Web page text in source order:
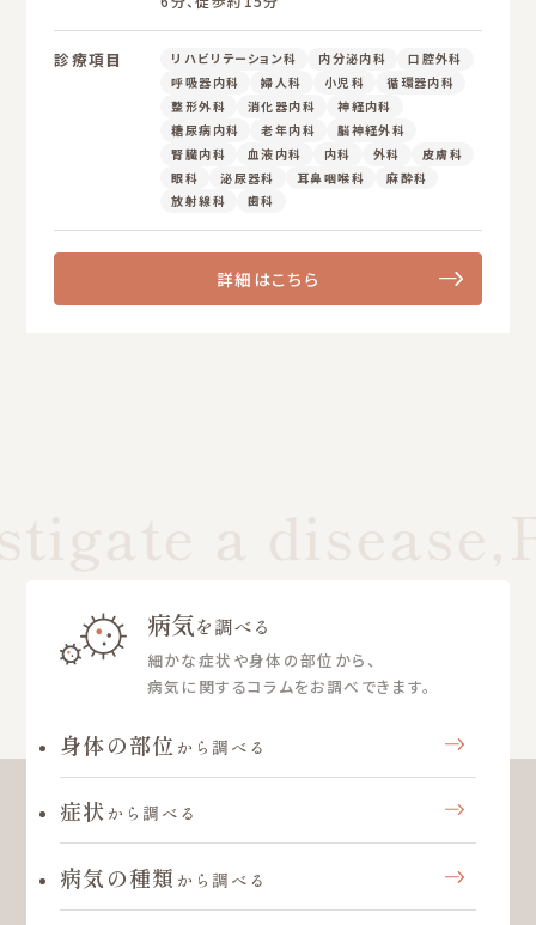
診療項目 リハビリテーション科 内分泌内科
口腔外科
呼吸器内科
婦人科 小児科
循環器内科
整形外科
消化器内科
神経内科
糖尿病内科
老年内科
脳神経外科
腎臓内科
血液内科 内科 外科
皮膚科
眼科
泌尿器科 耳鼻咽喉科
麻酔科
放射線科
歯科
詳細はこちら
病気を調べる
細かな症状や身体の部位から、
病気に関するコラムをお調べできます。
身体の部位 から調べる
症状 から調べる
病気の種類 から調べる